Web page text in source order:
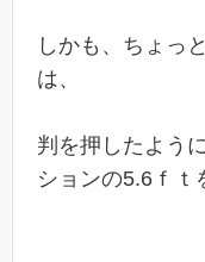
しかも、ちょっ
は、
判を押したよう
ションの5.6ｆｔ